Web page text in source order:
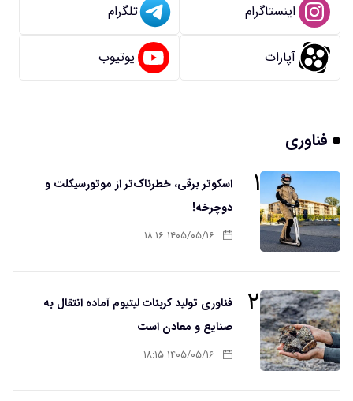
اینستاگرام تلگرام
آپارات یوتیوب
فناوری
۱
اسکوتر برقی، خطرناک‌تر از موتورسیکلت و
دوچرخه!
۱۴۰۵/۰۵/۱۶ ۱۸:۱۶
۲
فناوری تولید کربنات لیتیوم آماده انتقال به
صنایع و معادن است
۱۴۰۵/۰۵/۱۶ ۱۸:۱۵